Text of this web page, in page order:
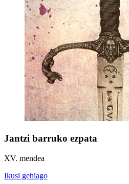
Jantzi barruko ezpata
XV. mendea
Ikusi gehiago